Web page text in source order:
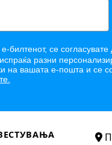
билтенот, се
разни
на вашата е-пошта и се